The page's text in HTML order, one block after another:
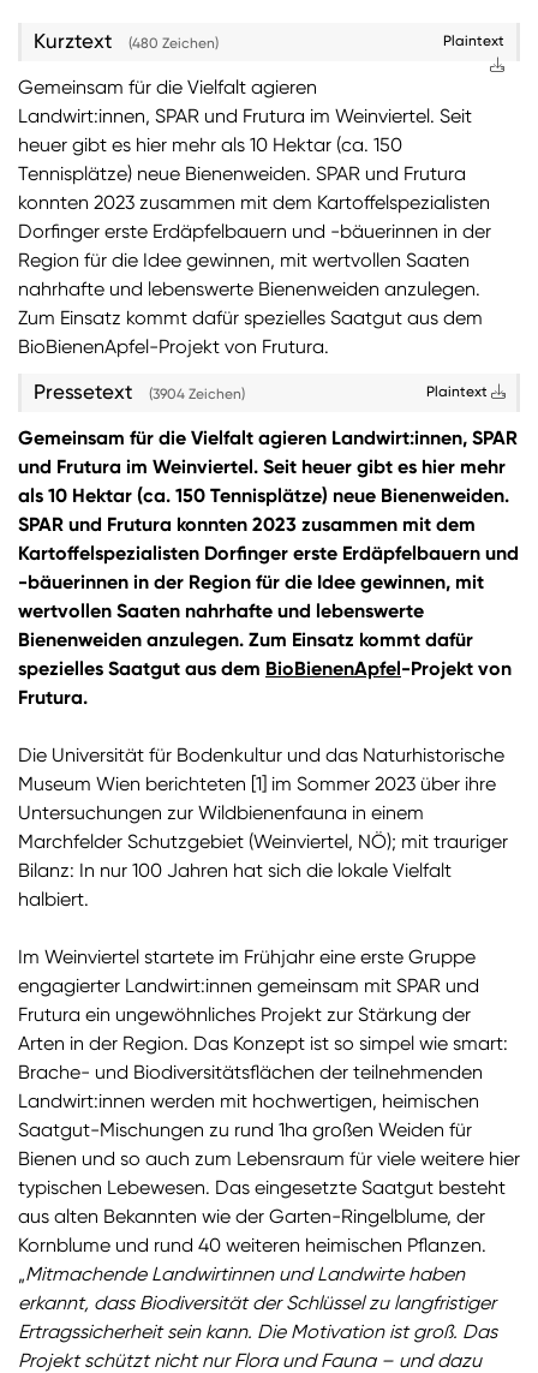
Kurztext (480 Zeichen) Plaintext
Gemeinsam für die Vielfalt agieren
Landwirt:innen, SPAR und Frutura im Weinviertel. Seit
heuer gibt es hier mehr als 10 Hektar (ca. 150
Tennisplätze) neue Bienenweiden. SPAR und Frutura
konnten 2023 zusammen mit dem Kartoffelspezialisten
Dorfinger erste Erdäpfelbauern und -bäuerinnen in der
Region für die Idee gewinnen, mit wertvollen Saaten
nahrhafte und lebenswerte Bienenweiden anzulegen.
Zum Einsatz kommt dafür spezielles Saatgut aus dem
BioBienenApfel-Projekt von Frutura.
Pressetext (3904 Zeichen) Plaintext
Gemeinsam für die Vielfalt agieren Landwirt:innen, SPAR
und Frutura im Weinviertel. Seit heuer gibt es hier mehr
als 10 Hektar (ca. 150 Tennisplätze) neue Bienenweiden.
SPAR und Frutura konnten 2023 zusammen mit dem
Kartoffelspezialisten Dorfinger erste Erdäpfelbauern und
-bäuerinnen in der Region für die Idee gewinnen, mit
wertvollen Saaten nahrhafte und lebenswerte
Bienenweiden anzulegen. Zum Einsatz kommt dafür
spezielles Saatgut aus dem BioBienenApfel-Projekt von
Frutura.
Die Universität für Bodenkultur und das Naturhistorische
Museum Wien berichteten [1] im Sommer 2023 über ihre
Untersuchungen zur Wildbienenfauna in einem
Marchfelder Schutzgebiet (Weinviertel, NÖ); mit trauriger
Bilanz: In nur 100 Jahren hat sich die lokale Vielfalt
halbiert.
Im Weinviertel startete im Frühjahr eine erste Gruppe
engagierter Landwirt:innen gemeinsam mit SPAR und
Frutura ein ungewöhnliches Projekt zur Stärkung der
Arten in der Region. Das Konzept ist so simpel wie smart:
Brache- und Biodiversitätsflächen der teilnehmenden
Landwirt:innen werden mit hochwertigen, heimischen
Saatgut-Mischungen zu rund 1ha großen Weiden für
Bienen und so auch zum Lebensraum für viele weitere hier
typischen Lebewesen. Das eingesetzte Saatgut besteht
aus alten Bekannten wie der Garten-Ringelblume, der
Kornblume und rund 40 weiteren heimischen Pflanzen.
„Mitmachende Landwirtinnen und Landwirte haben
erkannt, dass Biodiversität der Schlüssel zu langfristiger
Ertragssicherheit sein kann. Die Motivation ist groß. Das
Projekt schützt nicht nur Flora und Fauna – und dazu